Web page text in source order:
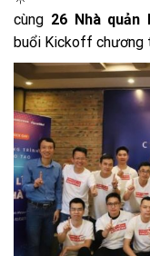
cùng 26 Nhà quản
buổi Kickoff chương